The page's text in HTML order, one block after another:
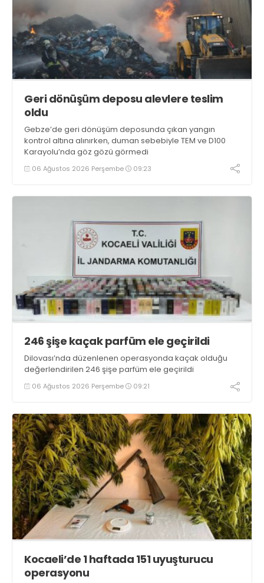
Geri dönüşüm deposu alevlere teslim
oldu
Gebze’de geri dönüşüm deposunda çıkan yangın
kontrol altına alınırken, duman sebebiyle TEM ve D100
Karayolu’nda göz gözü görmedi
06 Ağustos 2026 Perşembe 09:23
246 şişe kaçak parfüm ele geçirildi
Dilovası’nda düzenlenen operasyonda kaçak olduğu
değerlendirilen 246 şişe parfüm ele geçirildi
06 Ağustos 2026 Perşembe 09:21
Kocaeli’de 1 haftada 151 uyuşturucu
operasyonu